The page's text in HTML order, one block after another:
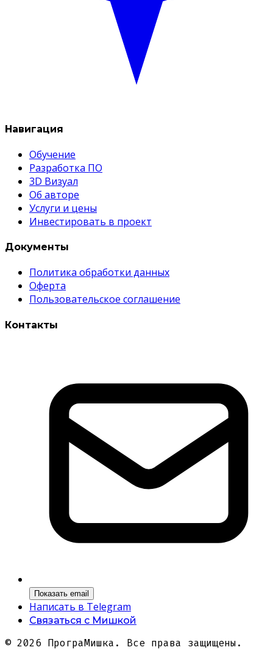
Навигация
Обучение
Разработка ПО
3D Визуал
Об авторе
Услуги и цены
Инвестировать в проект
Документы
Политика обработки данных
Оферта
Пользовательское соглашение
Контакты
Показать email
Написать в Telegram
Связаться с Мишкой
© 2026 ПрограМишка. Все права защищены.